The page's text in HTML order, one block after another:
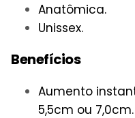
Anatômica.
Unissex.
Benefícios
Aumento
5,5cm ou 7,0cm.